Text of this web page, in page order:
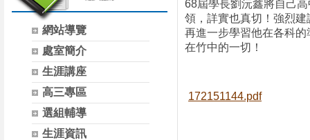
網站導覽
處室簡介
生涯講座
高三專區
選組輔導
生涯資訊
68屆學長劉沅鑫將自己
領，詳實也真切！強烈
再進一步學習他在各科
在竹中的一切！
172151144.pdf